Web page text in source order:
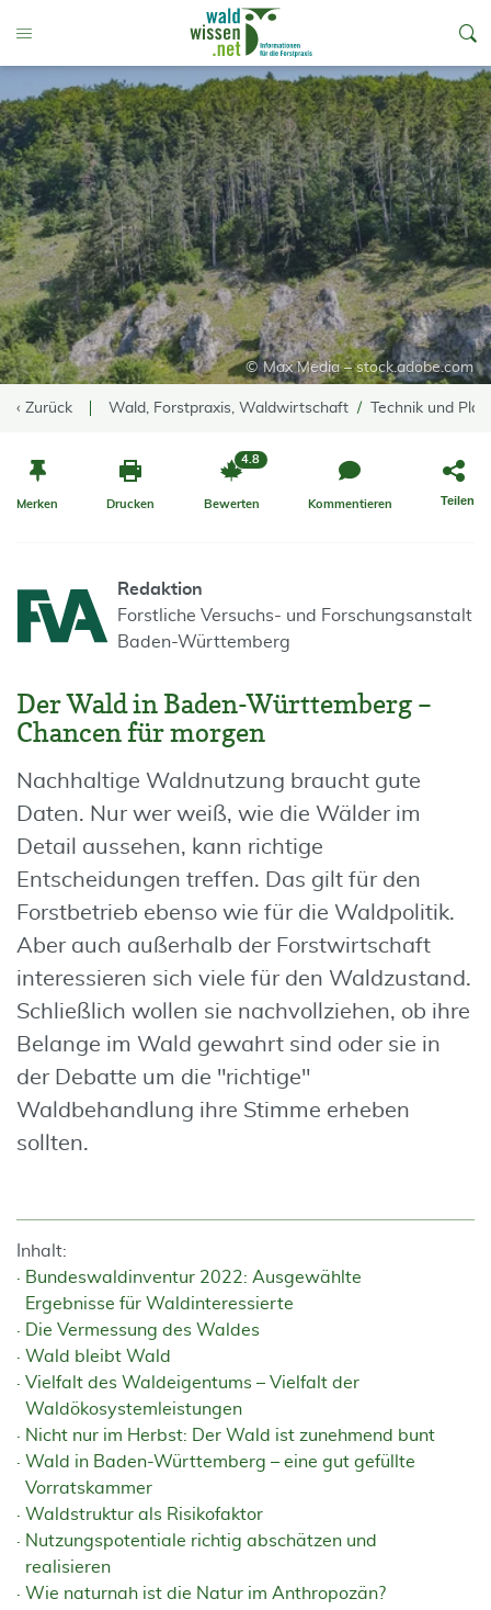
Toggle Menu
© Max Media – stock.adobe.com
‹ Zurück Wald, Forstpraxis, Waldwirtschaft Technik und
Merken Drucken Bewerten
4.8
Kommentieren Teilen
Redaktion
Forstliche Versuchs- und Forschungsanstalt
Baden-Württemberg
Der Wald in Baden-Württemberg –
Chancen für morgen
Nachhaltige Waldnutzung braucht gute
Daten. Nur wer weiß, wie die Wälder im
Detail aussehen, kann richtige
Entscheidungen treffen. Das gilt für den
Forstbetrieb ebenso wie für die Waldpolitik.
Aber auch außerhalb der Forstwirtschaft
interessieren sich viele für den Waldzustand.
Schließlich wollen sie nachvollziehen, ob ihre
Belange im Wald gewahrt sind oder sie in
der Debatte um die "richtige"
Waldbehandlung ihre Stimme erheben
sollten.
Inhalt:
Bundeswaldinventur 2022: Ausgewählte
Ergebnisse für Waldinteressierte
Die Vermessung des Waldes
Wald bleibt Wald
Vielfalt des Waldeigentums – Vielfalt der
Waldökosystemleistungen
Nicht nur im Herbst: Der Wald ist zunehmend bunt
Wald in Baden-Württemberg – eine gut gefüllte
Vorratskammer
Waldstruktur als Risikofaktor
Nutzungspotentiale richtig abschätzen und
realisieren
Wie naturnah ist die Natur im Anthropozän?